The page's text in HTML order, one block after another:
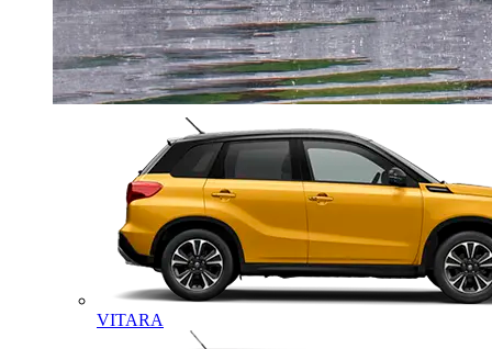
VITARA